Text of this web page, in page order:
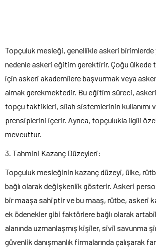
Topçuluk mesleği, genellikle askeri birimlerde
nedenle askeri eğitim gerektirir. Çoğu ülkede
için askeri akademilere başvurmak veya
almak gerekmektedir. Bu eğitim süreci, askeri
topçu taktikleri, silah sistemlerinin kullanımı
prensiplerini içerir. Ayrıca, topçulukla ilgili
mevcuttur.
3. Tahmini Kazanç Düzeyleri:
Topçuluk mesleğinin kazanç düzeyi, ülke,
bağlı olarak değişkenlik gösterir. Askeri
bir maaşa sahiptir ve bu maaş, rütbe, askeri
ek ödenekler gibi faktörlere bağlı olarak
alanında uzmanlaşmış kişiler, sivil savunma
güvenlik danışmanlık firmalarında çalışarak